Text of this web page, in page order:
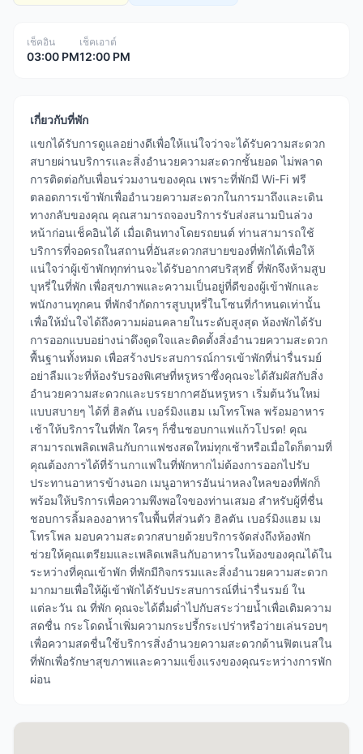
เช็คอิน
03:00 PM
เช็คเอาต์
12:00 PM
เกี่ยวกับที่พัก
แขกได้รับการดูแลอย่างดีเพื่อให้แน่ใจว่าจะได้รับความสะดวก
สบายผ่านบริการและสิ่งอำนวยความสะดวกชั้นยอด ไม่พลาด
การติดต่อกับเพื่อนร่วมงานของคุณ เพราะที่พักมี Wi-Fi ฟรี
ตลอดการเข้าพักเพื่ออำนวยความสะดวกในการมาถึงและเดิน
ทางกลับของคุณ คุณสามารถจองบริการรับส่งสนามบินล่วง
หน้าก่อนเช็คอินได้ เมื่อเดินทางโดยรถยนต์ ท่านสามารถใช้
บริการที่จอดรถในสถานที่อันสะดวกสบายของที่พักได้เพื่อให้
แน่ใจว่าผู้เข้าพักทุกท่านจะได้รับอากาศบริสุทธิ์ ที่พักจึงห้ามสูบ
บุหรี่ในที่พัก เพื่อสุขภาพและความเป็นอยู่ที่ดีของผู้เข้าพักและ
พนักงานทุกคน ที่พักจำกัดการสูบบุหรี่ในโซนที่กำหนดเท่านั้น
เพื่อให้มั่นใจได้ถึงความผ่อนคลายในระดับสูงสุด ห้องพักได้รับ
การออกแบบอย่างน่าดึงดูดใจและติดตั้งสิ่งอำนวยความสะดวก
พื้นฐานทั้งหมด เพื่อสร้างประสบการณ์การเข้าพักที่น่ารื่นรมย์
อย่าลืมแวะที่ห้องรับรองพิเศษที่หรูหราซึ่งคุณจะได้สัมผัสกับสิ่ง
อำนวยความสะดวกและบรรยากาศอันหรูหรา เริ่มต้นวันใหม่
แบบสบายๆ ได้ที่ ฮิลตัน เบอร์มิงแฮม เมโทรโพล พร้อมอาหาร
เช้าให้บริการในที่พัก ใครๆ ก็ชื่นชอบกาแฟแก้วโปรด! คุณ
สามารถเพลิดเพลินกับกาแฟชงสดใหม่ทุกเช้าหรือเมื่อใดก็ตามที่
คุณต้องการได้ที่ร้านกาแฟในที่พักหากไม่ต้องการออกไปรับ
ประทานอาหารข้างนอก เมนูอาหารอันน่าหลงใหลของที่พักก็
พร้อมให้บริการเพื่อความพึงพอใจของท่านเสมอ สำหรับผู้ที่ชื่น
ชอบการลิ้มลองอาหารในพื้นที่ส่วนตัว ฮิลตัน เบอร์มิงแฮม เม
โทรโพล มอบความสะดวกสบายด้วยบริการจัดส่งถึงห้องพัก
ช่วยให้คุณเตรียมและเพลิดเพลินกับอาหารในห้องของคุณได้ใน
ระหว่างที่คุณเข้าพัก ที่พักมีกิจกรรมและสิ่งอำนวยความสะดวก
มากมายเพื่อให้ผู้เข้าพักได้รับประสบการณ์ที่น่ารื่นรมย์ ใน
แต่ละวัน ณ ที่พัก คุณจะได้ดื่มด่ำไปกับสระว่ายน้ำเพื่อเติมความ
สดชื่น กระโดดน้ำเพิ่มความกระปรี้กระเปร่าหรือว่ายเล่นรอบๆ
เพื่อความสดชื่นใช้บริการสิ่งอำนวยความสะดวกด้านฟิตเนสใน
ที่พักเพื่อรักษาสุขภาพและความแข็งแรงของคุณระหว่างการพัก
ผ่อน